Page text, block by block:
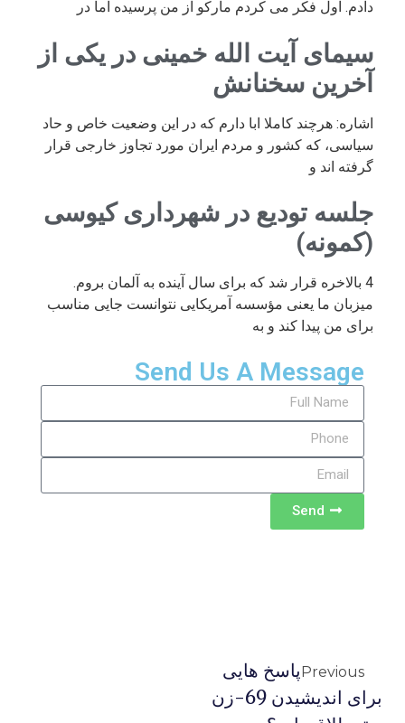
دادم. اول فکر می کردم مارکو از من پرسیده اما در
سیمای آیت الله خمینی در یکی از
آخرین سخنانش
اشاره: هرچند کاملا ابا دارم که در این وضعیت خاص و حاد
سیاسی، که کشور و مردم ایران مورد تجاوز خارجی قرار
گرفته اند و
جلسه تودیع در شهرداری کیوسی
(کمونه)
4 بالاخره قرار شد که برای سال آینده به آلمان بروم.
میزبان ما یعنی مؤسسه آمریکایی نتوانست جایی مناسب
برای من پیدا کند و به
Send Us A Message
Send
Previousپاسخ هایی
برای اندیشیدن 69-زن